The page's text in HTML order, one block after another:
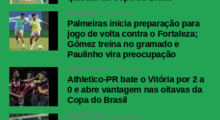
PALMEIRAS 4 dias atrás
Palmeiras inicia preparação para
jogo de volta contra o Fortaleza;
Gómez treina no gramado e
Paulinho vira preocupação
ATHLETICO-PR 4 dias atrás
Athletico-PR bate o Vitória por 2 a
0 e abre vantagem nas oitavas da
Copa do Brasil
ATLÉTICO-MG 3 dias atrás